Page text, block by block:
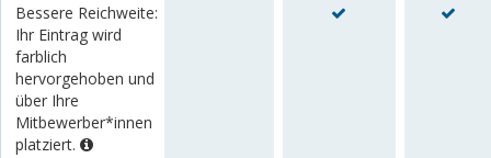
Bessere Reichweite:
Ihr Eintrag wird
farblich
hervorgehoben und
über Ihre
Mitbewerber*innen
platziert.